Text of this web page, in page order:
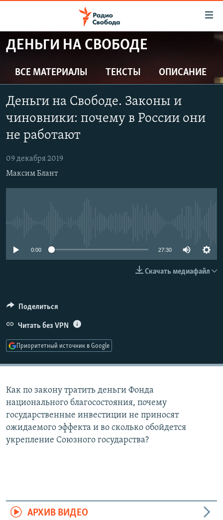
упрощенного
Вернуться
к
основному
содержанию
Вернутся
навигации
Вернутся
ПРОГРАММЫ
ПОДКАСТЫ
ЦИТАТЫ СВОБОДЫ
МНЕНИЯ
КУЛЬТУРА
IDEL.РЕАЛИИ
КАВКАЗ.РЕАЛИИ
ПОДПИШИТЕСЬ НА РАССЫЛКУ
Все сайты РСЕ/РС
ДЕНЬГИ НА СВОБОДЕ
ВСЕ МАТЕРИАЛЫ ТЕКСТЫ ОПИСАНИЕ
Деньги на Свободе. Законы и
чиновники: почему в России они
не работают
09 декабря 2019
Максим Блант
0:00 27:30
Скачать медиафайл
Поделиться
Читать без VPN
Приоритетный источник в Google
Как по закону тратить деньги Фонда
национального благосостояния, почему
государственные инвестиции не приносят
ожидаемого эффекта и во сколько обойдется
укрепление Союзного государства?
АРХИВ ВИДЕО